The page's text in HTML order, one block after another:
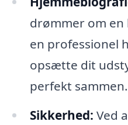
drømmer om
en professionel
opsætte dit
perfekt sammen.
Sikkerhed: Ved